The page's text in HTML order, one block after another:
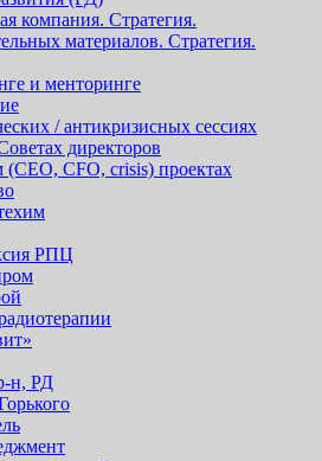
компания. Стратегия.
материалов. Стратегия.
и менторинге
/ антикризисных сессиях
директоров
(СЕО, СFO, сrisis) проектах
РПЦ
н, РД